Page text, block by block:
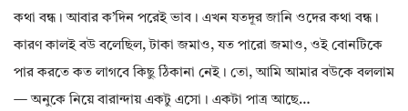
কথা বন্ধ। আবার ক’দিন পরেই ভাব। এখন যতদূর জানি ওদের কথা বন্ধ।
কারণ কালই বউ বলেছিল, টাকা জমাও, যত পারো জমাও, ওই বোনটিকে
পার করতে কত লাগবে কিছু ঠিকানা নেই। তো, আমি আমার বউকে বললাম
— অনুকে নিয়ে বারান্দায় একটু এসো। একটা পাত্র আছে…